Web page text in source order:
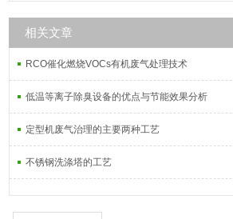
相关文章
RCO催化燃烧VOCs有机废气处理技术
低温等离子除臭设备的优点与节能效果分析
定型机废气治理的主要两种工艺
不锈钢洗涤塔的工艺